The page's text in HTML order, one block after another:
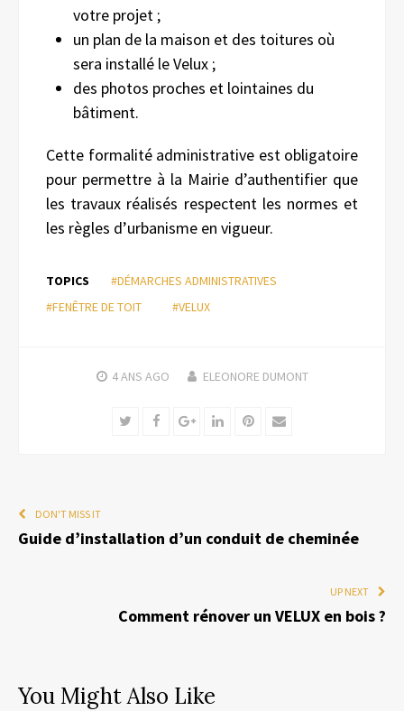
votre projet ;
un plan de la maison et des toitures où
sera installé le Velux ;
des photos proches et lointaines du
bâtiment.
Cette formalité administrative est obligatoire
pour permettre à la Mairie d’authentifier que
les travaux réalisés respectent les normes et
les règles d’urbanisme en vigueur.
TOPICS
#DÉMARCHES ADMINISTRATIVES
#FENÊTRE DE TOIT
#VELUX
4 ANS AGO ELEONORE DUMONT
TwitterFacebookGoogle+LinkedInPinterest
Email
DON'T MISS IT
Guide d’installation d’un conduit de cheminée
UP NEXT
Comment rénover un VELUX en bois ?
You Might Also Like